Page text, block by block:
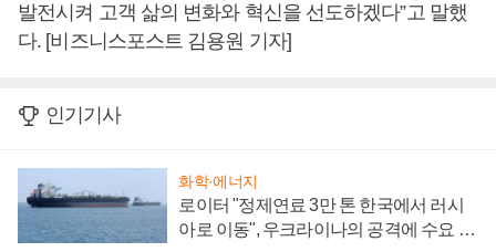
발전시켜 고객 삶의 변화와 혁신을 선도하겠다”고 말했
다. [비즈니스포스트 김용원 기자]
인기기사
화학·에너지
로이터 "정제연료 3만 톤 한국에서 러시
아로 이동", 우크라이나의 공격에 수요 늘